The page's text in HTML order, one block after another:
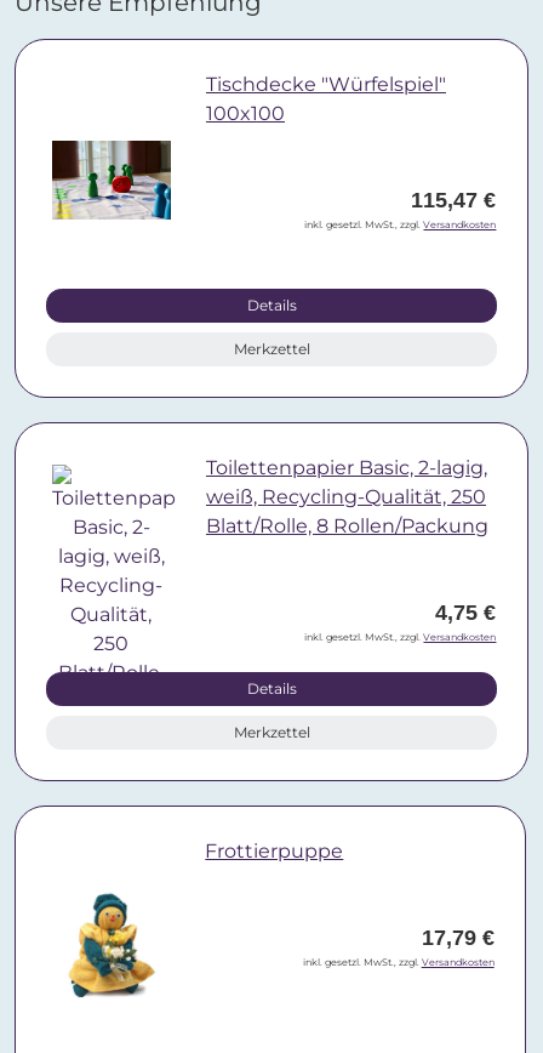
Tischdecke "Würfelspiel"
100x100
115,47 €
inkl. gesetzl. MwSt., zzgl.Versandkosten
Details
Merkzettel
Toilettenpapier Basic, 2-lagig,
weiß, Recycling-Qualität, 250
Blatt/Rolle, 8 Rollen/Packung
4,75 €
inkl. gesetzl. MwSt., zzgl.Versandkosten
Details
Merkzettel
Frottierpuppe
17,79 €
inkl. gesetzl. MwSt., zzgl. Versandkosten